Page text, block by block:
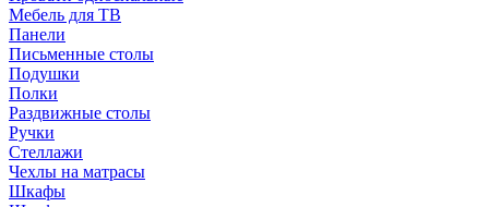
Мебель для ТВ
Панели
Письменные столы
Подушки
Полки
Раздвижные столы
Ручки
Стеллажи
Чехлы на матрасы
Шкафы